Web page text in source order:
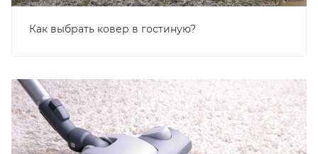
Как выбрать ковер в гостиную?